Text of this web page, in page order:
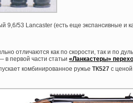
9,6/53 Lancaster (есть еще экспансивные и
отличаются как по скорости, так и по
первой части статьи «Ланкастеры»
комбинированное ружье ТК527 с